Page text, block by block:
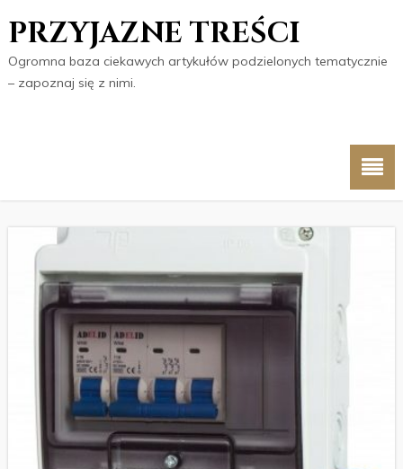
PRZYJAZNE TREŚCI
Ogromna baza ciekawych artykułów podzielonych tematycznie
– zapoznaj się z nimi.